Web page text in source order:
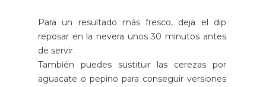
Para un resultado más fresco, deja el dip
reposar en la nevera unos 30 minutos antes
de servir.
También puedes sustituir las cerezas por
aguacate o pepino para conseguir versiones